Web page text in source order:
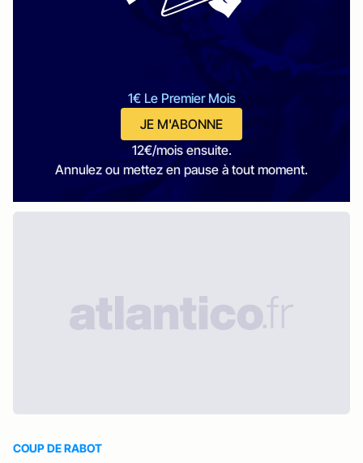
1€ Le Premier Mois
JE M'ABONNE
12€/mois ensuite.
Annulez ou mettez en pause à tout moment.
COUP DE RABOT